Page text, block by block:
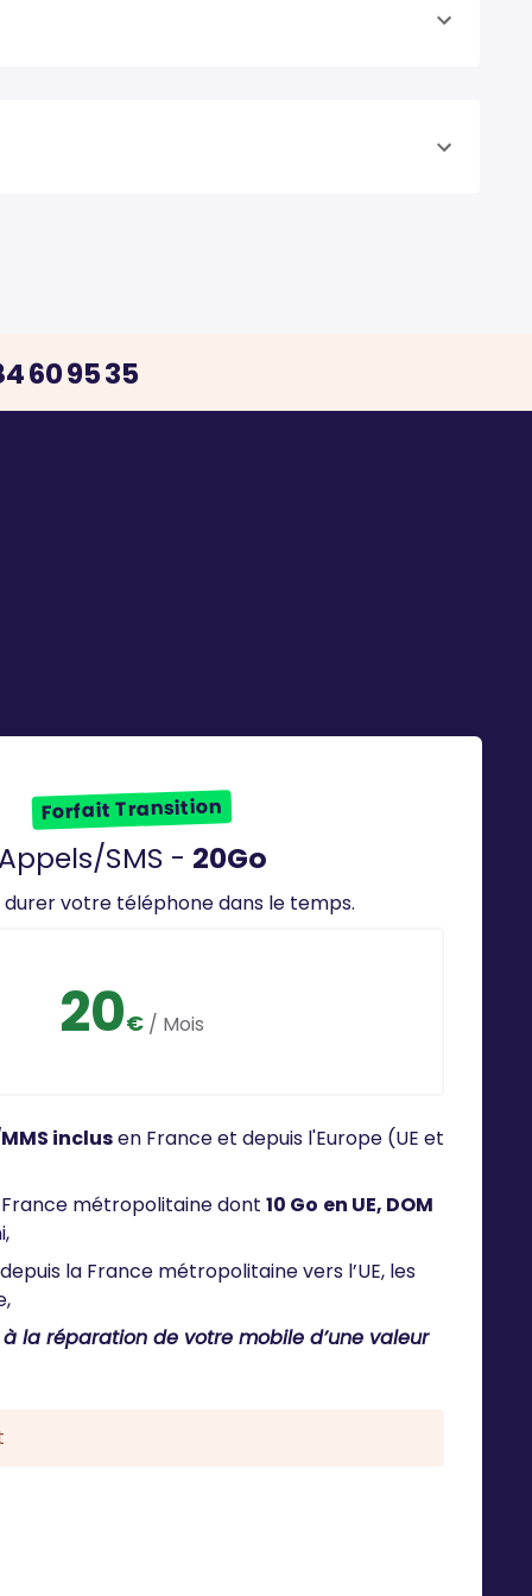
60 95 35
Forfait Transition
SMS - 20Go
durer votre téléphone dans le temps.
20€ / Mois
inclusen France et depuis l'Europe (UE et
métropolitaine dont 10 Go en UE, DOM
la France métropolitaine vers l’UE, les
la réparation de votre mobile d’une valeur